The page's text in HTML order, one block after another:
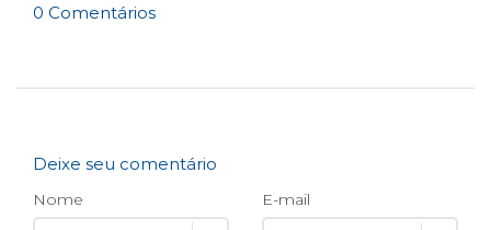
0 Comentários
Deixe seu comentário
Nome E-mail